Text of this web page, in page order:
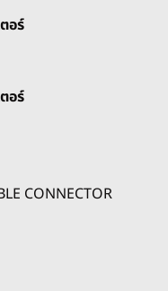
อร์
อร์
CONNECTOR